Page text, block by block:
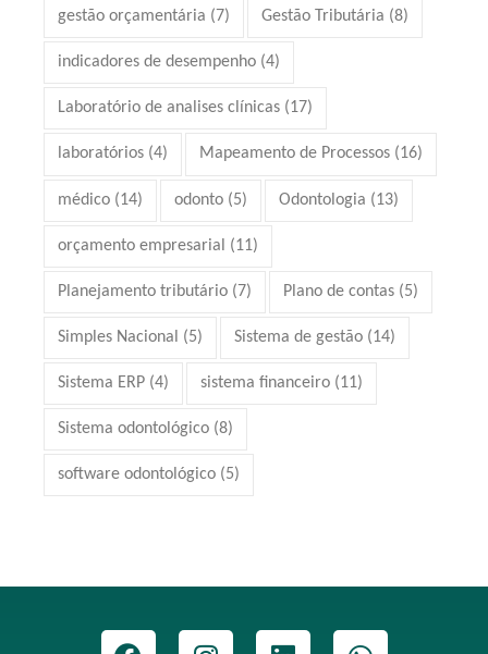
gestão orçamentária (7) Gestão Tributária (8)
indicadores de desempenho (4)
Laboratório de analises clínicas (17)
laboratórios (4) Mapeamento de Processos (16)
médico (14) odonto (5) Odontologia (13)
orçamento empresarial (11)
Planejamento tributário (7) Plano de contas (5)
Simples Nacional (5) Sistema de gestão (14)
Sistema ERP (4) sistema financeiro (11)
Sistema odontológico (8)
software odontológico (5)